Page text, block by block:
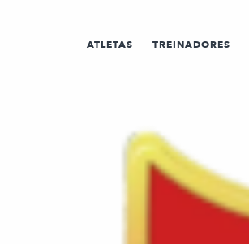
ATLETAS TREINADORES